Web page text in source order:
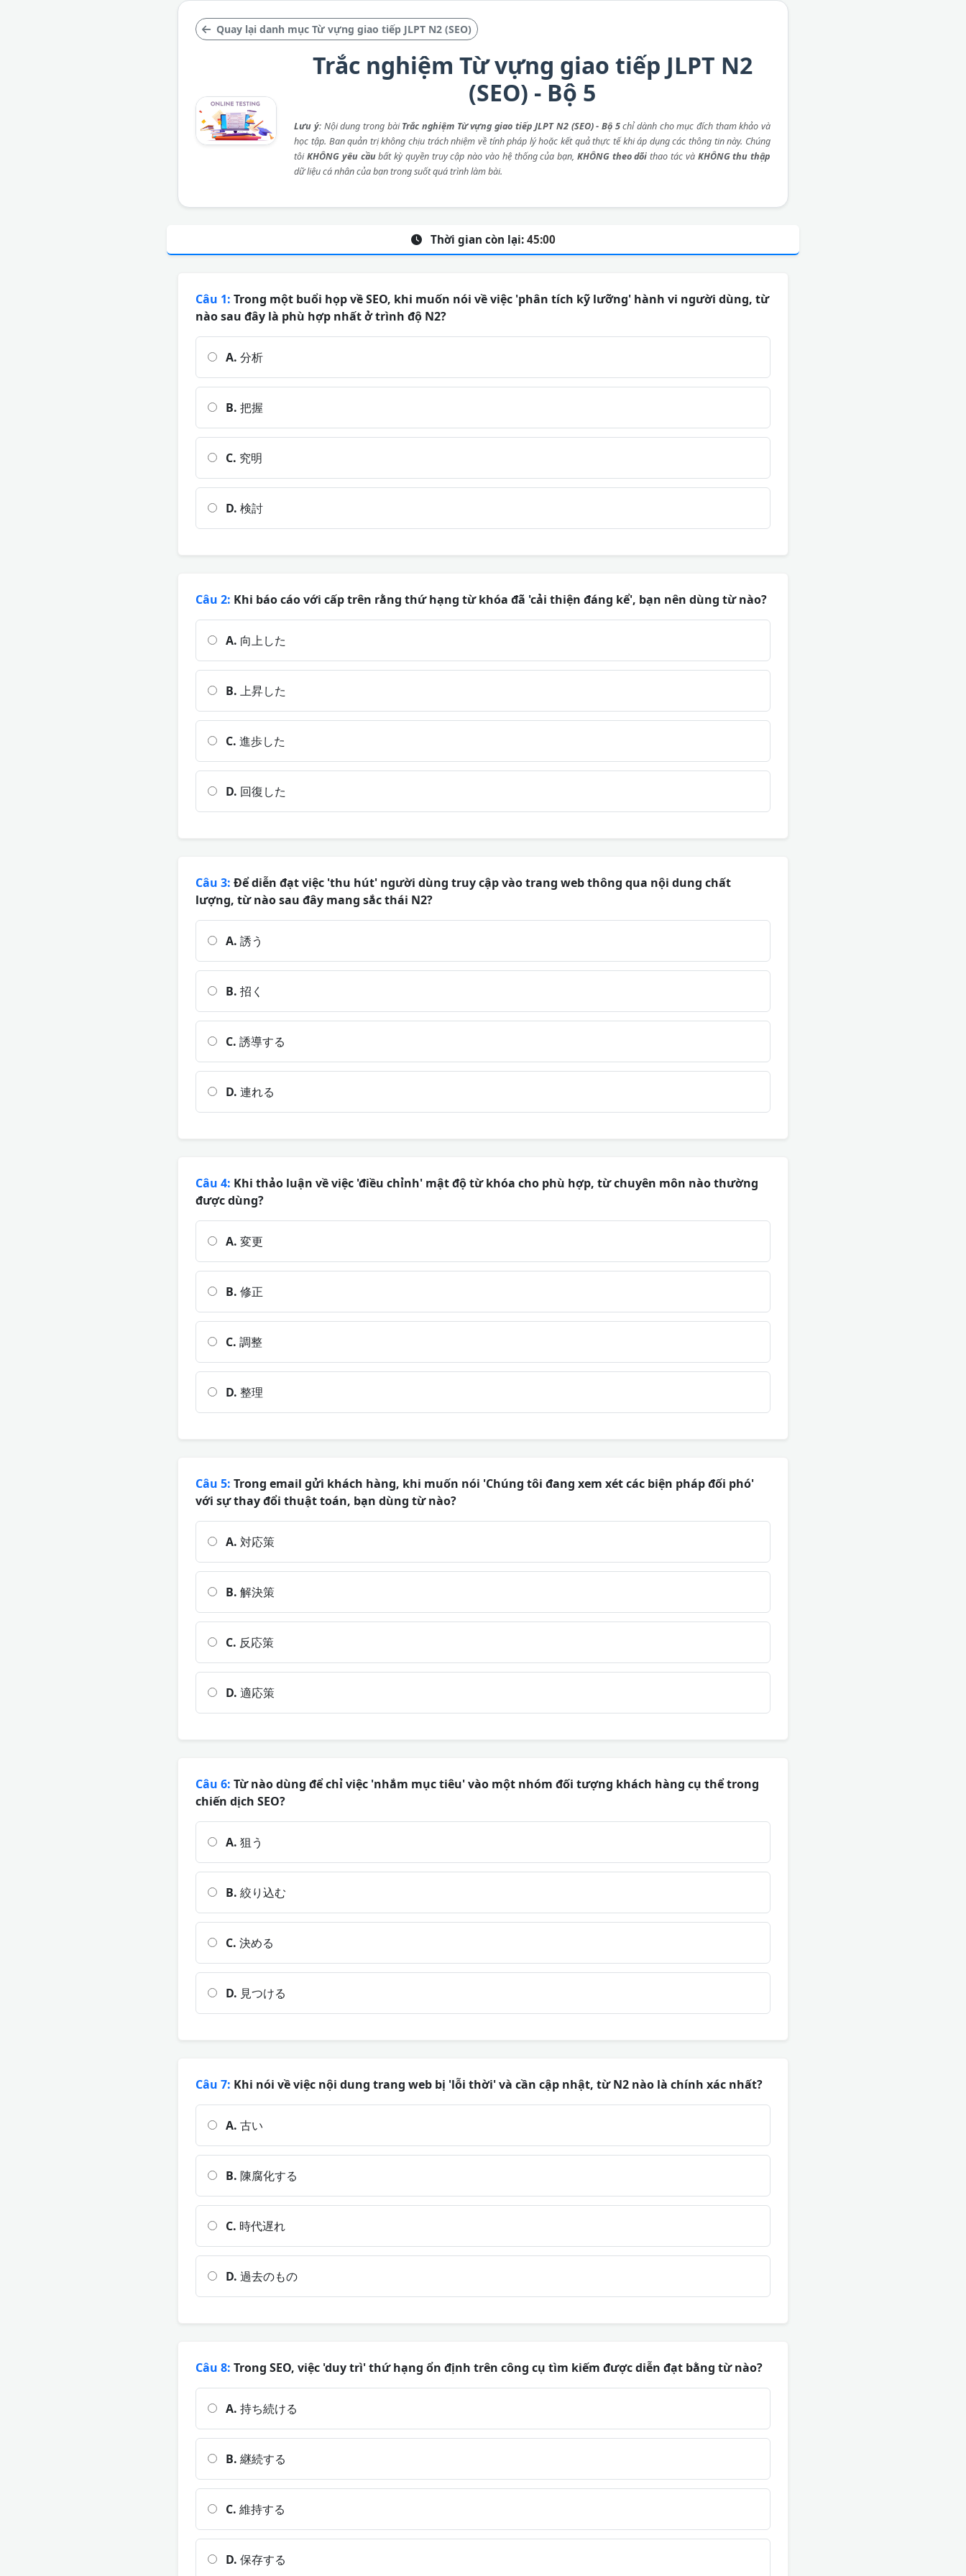
Quay lại danh mục Từ vựng giao tiếp JLPT N2 (SEO)
Trắc nghiệm Từ vựng giao tiếp JLPT N2
(SEO) - Bộ 5
Lưu ý: Nội dung trong bàiTrắc nghiệm Từ vựng giao tiếp JLPT N2 (SEO) - Bộ 5chỉ dành cho mục đích tham khảo và
học tập. Ban quản trị không chịu trách nhiệm về tính pháp lý hoặc kết quả thực tế khi áp dụng các thông tin này. Chúng
tôiKHÔNG yêu cầubất kỳ quyền truy cập nào vào hệ thống của bạn, KHÔNG theo dõi thao tác và KHÔNG thu thập
dữ liệu cá nhân của bạn trong suốt quá trình làm bài.
Thời gian còn lại: 45:00
Câu 1: Trong một buổi họp về SEO, khi muốn nói về việc 'phân tích kỹ lưỡng' hành vi người dùng, từ
nào sau đây là phù hợp nhất ở trình độ N2?
A. 分析
B. 把握
C. 究明
D. 検討
Câu 2: Khi báo cáo với cấp trên rằng thứ hạng từ khóa đã 'cải thiện đáng kể', bạn nên dùng từ nào?
A. 向上した
B. 上昇した
C. 進歩した
D. 回復した
Câu 3: Để diễn đạt việc 'thu hút' người dùng truy cập vào trang web thông qua nội dung chất
lượng, từ nào sau đây mang sắc thái N2?
A. 誘う
B. 招く
C. 誘導する
D. 連れる
Câu 4: Khi thảo luận về việc 'điều chỉnh' mật độ từ khóa cho phù hợp, từ chuyên môn nào thường
được dùng?
A. 変更
B. 修正
C. 調整
D. 整理
Câu 5: Trong email gửi khách hàng, khi muốn nói 'Chúng tôi đang xem xét các biện pháp đối phó'
với sự thay đổi thuật toán, bạn dùng từ nào?
A. 対応策
B. 解決策
C. 反応策
D. 適応策
Câu 6: Từ nào dùng để chỉ việc 'nhắm mục tiêu' vào một nhóm đối tượng khách hàng cụ thể trong
chiến dịch SEO?
A. 狙う
B. 絞り込む
C. 決める
D. 見つける
Câu 7: Khi nói về việc nội dung trang web bị 'lỗi thời' và cần cập nhật, từ N2 nào là chính xác nhất?
A. 古い
B. 陳腐化する
C. 時代遅れ
D. 過去のもの
Câu 8: Trong SEO, việc 'duy trì' thứ hạng ổn định trên công cụ tìm kiếm được diễn đạt bằng từ nào?
A. 持ち続ける
B. 継続する
C. 維持する
D. 保存する